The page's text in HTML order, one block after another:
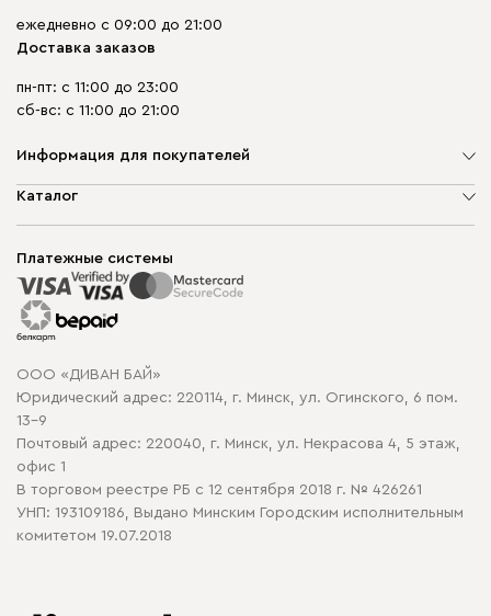
ежедневно с 09:00 до 21:00
Доставка заказов
пн-пт: с 11:00 до 23:00
сб-вс: с 11:00 до 21:00
Информация для покупателей
О компании
Способы оплаты
Рассрочка и кредит
Гарантия
Карта сайта
Политика конфиденциальности
Политика в отношении обработки cookie
Каталог
Корпусная мебель
Распродажа мебели
Платежные системы
ООО «ДИВАН БАЙ»
Юридический адрес: 220114, г. Минск, ул. Огинского, 6 пом.
13-9
Почтовый адрес: 220040, г. Минск, ул. Некрасова 4, 5 этаж,
офис 1
В торговом реестре РБ с 12 сентября 2018 г. № 426261
УНП: 193109186, Выдано Минским Городским исполнительным
комитетом 19.07.2018